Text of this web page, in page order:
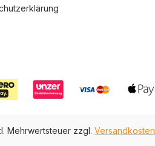
Mehrwertsteuer zzgl. Versandkosten